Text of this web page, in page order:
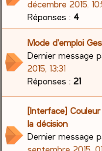
décembre 2015,
Réponses : 4
Mode d'emploi
Dernier message
2015, 13:31
Réponses :21
[Interface]
la décision
Dernier message